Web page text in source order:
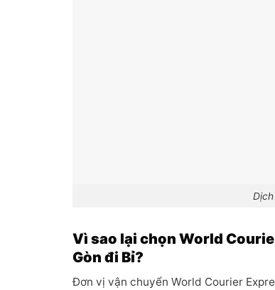
Vì sao lại chọn World
Gòn đi Bỉ?
Đơn vị vận chuyển World Courier